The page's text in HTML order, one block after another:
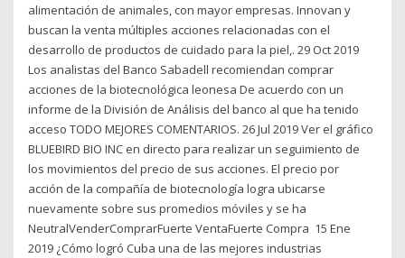
alimentación de animales, con mayor empresas. Innovan y
buscan la venta múltiples acciones relacionadas con el
desarrollo de productos de cuidado para la piel,. 29 Oct 2019
Los analistas del Banco Sabadell recomiendan comprar
acciones de la biotecnológica leonesa De acuerdo con un
informe de la División de Análisis del banco al que ha tenido
acceso TODO MEJORES COMENTARIOS. 26 Jul 2019 Ver el gráfico
BLUEBIRD BIO INC en directo para realizar un seguimiento de
los movimientos del precio de sus acciones. El precio por
acción de la compañía de biotecnología logra ubicarse
nuevamente sobre sus promedios móviles y se ha
NeutralVenderComprarFuerte VentaFuerte Compra 15 Ene
2019 ¿Cómo logró Cuba una de las mejores industrias